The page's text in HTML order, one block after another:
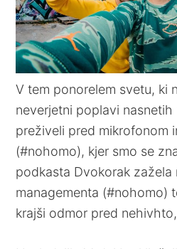
V tem ponorelem svetu, ki
neverjetni poplavi nasnetih
preživeli pred mikrofonom
(#nohomo), kjer smo se
podkasta Dvokorak zažela
managementa (#nohomo)
krajši odmor pred